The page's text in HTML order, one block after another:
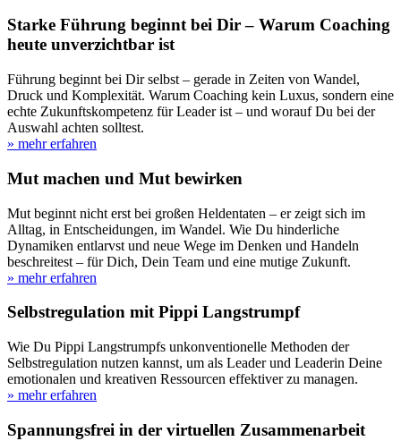
Starke Führung beginnt bei Dir – Warum Coaching
heute unverzichtbar ist
Führung beginnt bei Dir selbst – gerade in Zeiten von Wandel,
Druck und Komplexität. Warum Coaching kein Luxus, sondern eine
echte Zukunftskompetenz für Leader ist – und worauf Du bei der
Auswahl achten solltest.
» mehr erfahren
Mut machen und Mut bewirken
Mut beginnt nicht erst bei großen Heldentaten – er zeigt sich im
Alltag, in Entscheidungen, im Wandel. Wie Du hinderliche
Dynamiken entlarvst und neue Wege im Denken und Handeln
beschreitest – für Dich, Dein Team und eine mutige Zukunft.
» mehr erfahren
Selbstregulation mit Pippi Langstrumpf
Wie Du Pippi Langstrumpfs unkonventionelle Methoden der
Selbstregulation nutzen kannst, um als Leader und Leaderin Deine
emotionalen und kreativen Ressourcen effektiver zu managen.
» mehr erfahren
Spannungsfrei in der virtuellen Zusammenarbeit